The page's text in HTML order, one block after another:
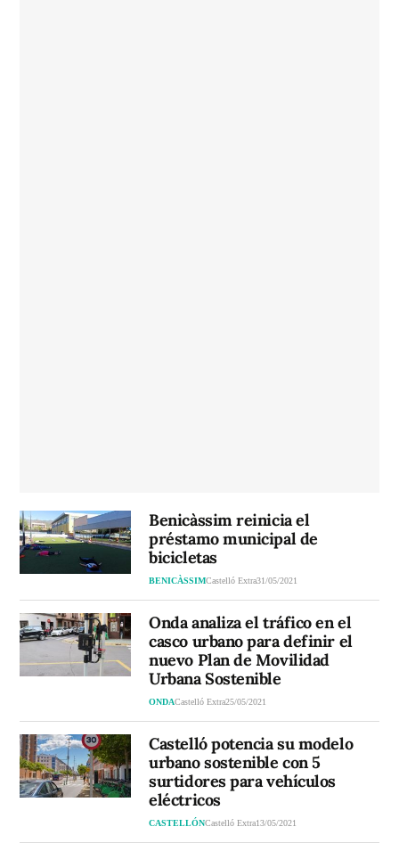
Benicàssim reinicia el
préstamo municipal de
bicicletas
BENICÀSSIMCastelló Extra31/05/2021
Onda analiza el tráfico en el
casco urbano para definir el
nuevo Plan de Movilidad
Urbana Sostenible
ONDACastelló Extra25/05/2021
Castelló potencia su modelo
urbano sostenible con 5
surtidores para vehículos
eléctricos
CASTELLÓNCastelló Extra13/05/2021